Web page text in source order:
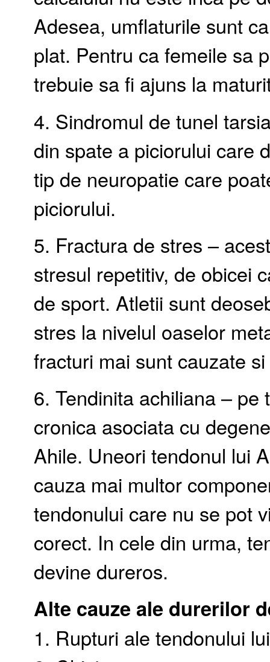
Adesea, umflaturile sunt
plat. Pentru ca femeile sa
trebuie sa fi ajuns la
4. Sindromul de tunel
din spate a piciorului care
tip de neuropatie care
piciorului.
5. Fractura de stres –
stresul repetitiv, de obicei
de sport. Atletii sunt
stres la nivelul oaselor
fracturi mai sunt cauzate
6. Tendinita achiliana –
cronica asociata cu
Ahile. Uneori tendonul lui
cauza mai multor
tendonului care nu se pot
corect. In cele din urma,
devine dureros.
Alte cauze ale durerilor
1. Rupturi ale tendonului